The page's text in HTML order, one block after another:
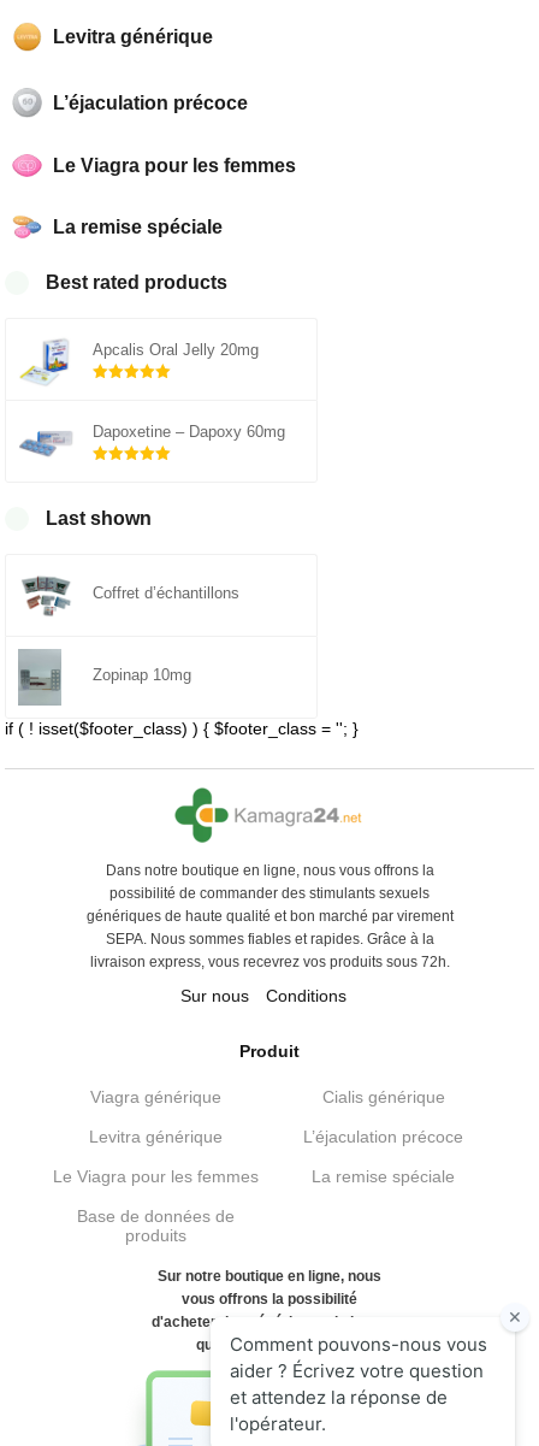
Levitra générique
L’éjaculation précoce
Le Viagra pour les femmes
La remise spéciale
Best rated products
Apcalis Oral Jelly 20mg
Dapoxetine – Dapoxy 60mg
Last shown
Coffret d’échantillons
Zopinap 10mg
if ( ! isset($footer_class) ) { $footer_class = ''; }
Dans notre boutique en ligne, nous vous offrons la
possibilité de commander des stimulants sexuels
génériques de haute qualité et bon marché par virement
SEPA. Nous sommes fiables et rapides. Grâce à la
livraison express, vous recevrez vos produits sous 72h.
Sur nous Conditions
Produit
Viagra générique Cialis générique
Levitra générique L’éjaculation précoce
Le Viagra pour les femmes La remise spéciale
Base de données de
produits
Sur notre boutique en ligne, nous
vous offrons la possibilité
d'acheter des génériques de haute
qualité et bon marché